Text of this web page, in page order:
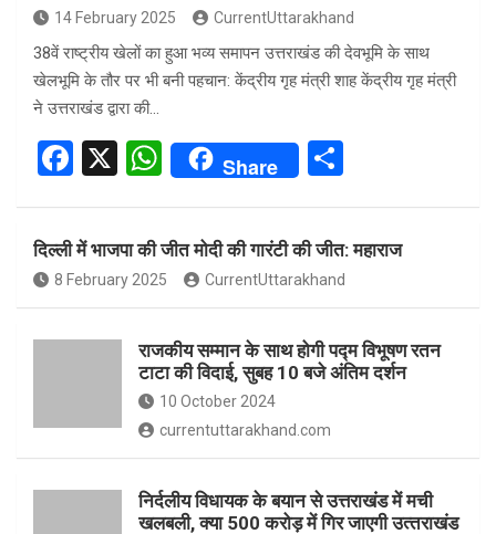
14 February 2025 CurrentUttarakhand
38वें राष्ट्रीय खेलों का हुआ भव्य समापन उत्तराखंड की देवभूमि के साथ
खेलभूमि के तौर पर भी बनी पहचान: केंद्रीय गृह मंत्री शाह केंद्रीय गृह मंत्री
ने उत्तराखंड द्वारा की…
F
ce
b
o
o
X
W
at
s
A
p
p
Share
e
दिल्ली में भाजपा की जीत मोदी की गारंटी की जीत: महाराज
8 February 2025 CurrentUttarakhand
राजकीय सम्मान के साथ होगी पद्म विभूषण रतन
टाटा की विदाई, सुबह 10 बजे अंतिम दर्शन
10 October 2024
currentuttarakhand.com
निर्दलीय विधायक के बयान से उत्तराखंड में मची
खलबली, क्‍या 500 करोड़ में गिर जाएगी उत्‍तराखंड